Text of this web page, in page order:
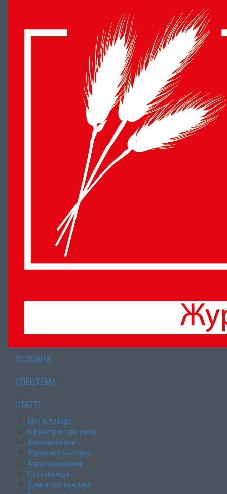
ГОЛОВНА
СПЕЦТЕМА
СТАТТІ
Ідеї & тренди
Інфраструктура ринку
Агромаркетинг
Агрономія Сьогодні
Агрострахування
Гість номера
Думки про важливе